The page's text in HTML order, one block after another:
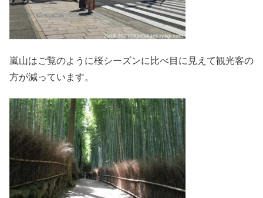
嵐山はご覧のように桜シーズンに比べ目に見えて観光客の
方が減っています。